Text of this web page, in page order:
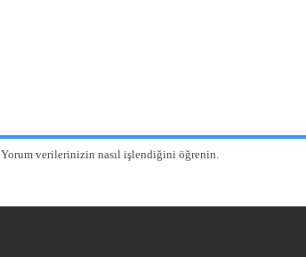
Yorum verilerinizin nasıl işlendiğini öğrenin.